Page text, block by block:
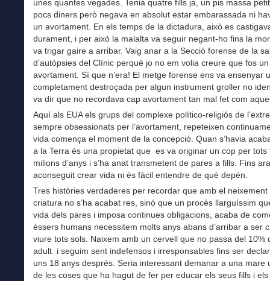
unes quantes vegades. Tenia quatre fills ja, un pis massa
pocs diners però negava en absolut estar embarassada ni
un avortament. En els temps de la dictadura, això es
durament, i per això la malalta va seguir negant-ho fins la
va trigar gaire a arribar. Vaig anar a la Secció forense de la
d’autòpsies del Clínic perquè jo no em volia creure que fos un
avortament. Sí que n’era! El metge forense ens va ensenyar
completament destroçada per algun instrument groller no
va dir que no recordava cap avortament tan mal fet com
Aquí als EUA els grups del complexe político-religiós de
sempre obsessionats per l’avortament, repeteixen
vida comença el moment de la concepció. Quan s’havia
a la Terra és una propietat que es va originar un cop per tots
milions d’anys i s’ha anat transmetent de pares a fills. Fins
aconseguit crear vida ni és fàcil entendre de què depén.
Tres històries verdaderes per recordar que amb el neixement
criatura no s’ha acabat res, sinó que un procés llarguíssim
vida dels pares i imposa continues obligacions, acaba de
éssers humans necessitem molts anys abans d’arribar a ser
viure tots sols. Naixem amb un cervell que no passa del 10%
adult i seguim sent indefensos i irresponsables fins ser
uns 18 anys després. Seria interessant demanar a una mare
de les coses que ha hagut de fer per educar els seus fills i